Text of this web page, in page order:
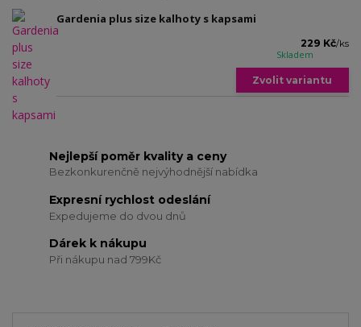
Gardenia plus size kalhoty s kapsami
229 Kč/ks
Skladem
Zvolit variantu
Nejlepší poměr kvality a ceny
Bezkonkurenčně nejvýhodnější nabídka
Expresní rychlost odeslání
Expedujeme do dvou dnů
Dárek k nákupu
Při nákupu nad 799Kč